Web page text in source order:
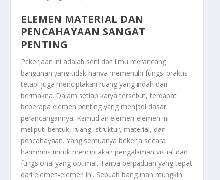
ELEMEN MATERIAL DAN
PENCAHAYAAN SANGAT
PENTING
Pekerjaan ini adalah seni dan ilmu merancang
bangunan yang tidak hanya memenuhi fungsi praktis
tetapi juga menciptakan ruang yang indah dan
bermakna. Dalam setiap karya tersebut, terdapat
beberapa elemen penting yang menjadi dasar
perancangannya. Kemudian elemen-elemen ini
meliputi bentuk, ruang, struktur, material, dan
pencahayaan. Yang semuanya bekerja secara
harmonis untuk menciptakan pengalaman visual dan
fungsional yang optimal. Tanpa perpaduan yang tepat
dari elemen-elemen ini. Sebuah bangunan mungkin